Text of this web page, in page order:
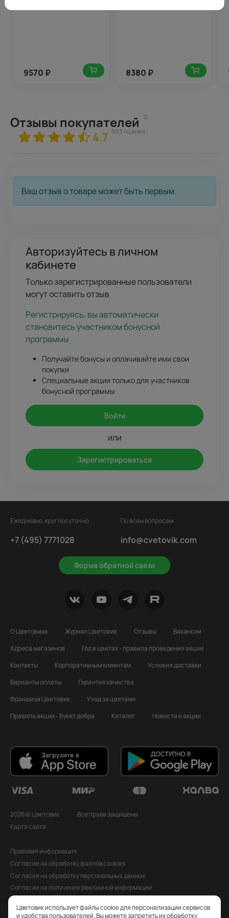
9570 ₽ 8380 ₽
Отзывы покупателей 0
4.7 503 оценки
Ваш отзыв о товаре может быть первым.
Авторизуйтесь в личном
кабинете
Только зарегистрированные пользователи
могут оставить отзыв
Регистрируясь, вы автоматически
становитесь участником бонусной
программы
Получайте бонусы и оплачивайте ими свои
покупки
Специальные акции только для участников
бонусной программы
Войти
или
Зарегистрироваться
Ежедневно, круглосуточно
+7 (495) 7771028
Форма обратной связи
По всем вопросам
info@cvetovik.com
О Цветовике Журнал Цветовик Отзывы
Вакансии
Адреса магазинов
Год в цветах - правила проведения акции
Контакты
Корпоративным клиентам
Условия доставки
Варианты оплаты
Гарантия качества
Франшиза Цветовик
Уход за цветами
Правила акции - Букет добра
Каталог Новости и акции
2026 © Цветовик
Все права защищены
Карта сайта
Правовая информация:
Согласие на обработку файлов cookies
Согласия на обработку персональных данных
Согласие на получение рекламной информации
Политика обработки персональных данных
Публичная оферта
Цветовик использует файлы cookie для персонализации сервисов
и удобства пользователей. Вы можете запретить их обработку